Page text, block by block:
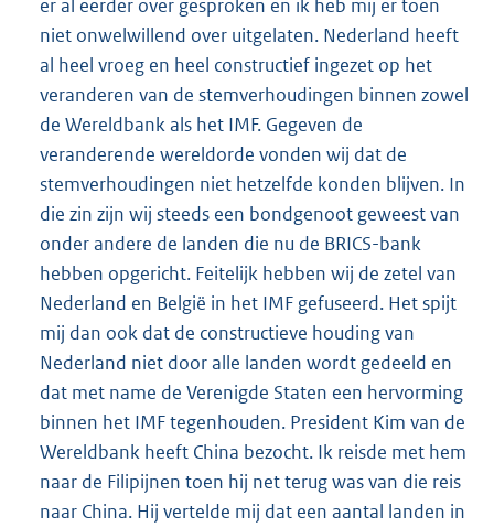
er al eerder over gesproken en ik heb mij er toen
niet onwelwillend over uitgelaten. Nederland heeft
al heel vroeg en heel constructief ingezet op het
veranderen van de stemverhoudingen binnen zowel
de Wereldbank als het IMF. Gegeven de
veranderende wereldorde vonden wij dat de
stemverhoudingen niet hetzelfde konden blijven. In
die zin zijn wij steeds een bondgenoot geweest van
onder andere de landen die nu de BRICS-bank
hebben opgericht. Feitelijk hebben wij de zetel van
Nederland en België in het IMF gefuseerd. Het spijt
mij dan ook dat de constructieve houding van
Nederland niet door alle landen wordt gedeeld en
dat met name de Verenigde Staten een hervorming
binnen het IMF tegenhouden. President Kim van de
Wereldbank heeft China bezocht. Ik reisde met hem
naar de Filipijnen toen hij net terug was van die reis
naar China. Hij vertelde mij dat een aantal landen in